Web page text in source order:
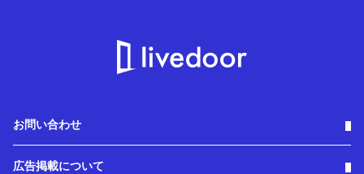
お問い合わせ
広告掲載について